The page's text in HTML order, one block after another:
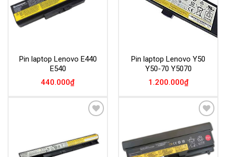
Pin laptop Lenovo E440
E540
440.000₫
Pin laptop Lenovo Y50
Y50-70 Y5070
1.200.000₫
Add to
Wishlist